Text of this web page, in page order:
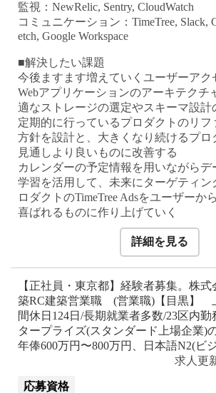
監視：NewRelic, Sentry, CloudWatch
コミュニケーション：TimeTree, Slack,
etch, Google Workspace
■解決したい課題
今後ますます増えていくユーザーアク
Webアプリケーションのアーキテクチ
適なストレージの選定やスキーマ設計
定期的に行っているプロダクトのリフ
方針を設計と、大きくなり続けるプロ
見通しより良いものに改善する
カレンダーの予定情報を用いながらデ
学習を活用して、未来にターゲティン
ロダクトのTimeTree Adsをユーザーか
喜ばれるものに作り上げていく
詳細を見る
【正社員・東京都】経験者募集。株
築RC建築営業職 (営業職)【目黒】
間休日124日/長期就業者多数/23区内
タープライズ(スタンダード上場企業)
年俸600万円〜800万円、日本語N2(ビ
求人更
応募資格